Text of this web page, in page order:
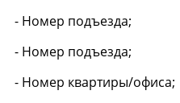
- Номер подъезда;
- Номер подъезда;
- Номер квартиры/офиса;